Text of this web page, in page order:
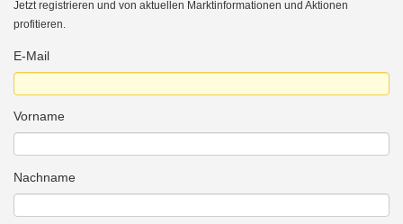
Jetzt registrieren und von aktuellen Marktinformationen und Aktionen
profitieren.
E-Mail
Vorname
Nachname